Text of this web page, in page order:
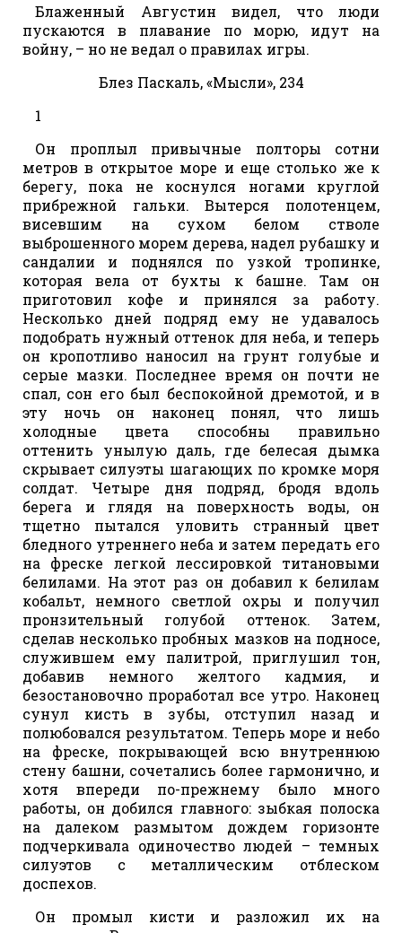
Блаженный Августин видел, что люди
пускаются в плавание по морю, идут на
войну, – но не ведал о правилах игры.
Блез Паскаль, «Мысли», 234
1
Он проплыл привычные полторы сотни
метров в открытое море и еще столько же к
берегу, пока не коснулся ногами круглой
прибрежной гальки. Вытерся полотенцем,
висевшим на сухом белом стволе
выброшенного морем дерева, надел рубашку и
сандалии и поднялся по узкой тропинке,
которая вела от бухты к башне. Там он
приготовил кофе и принялся за работу.
Несколько дней подряд ему не удавалось
подобрать нужный оттенок для неба, и теперь
он кропотливо наносил на грунт голубые и
серые мазки. Последнее время он почти не
спал, сон его был беспокойной дремотой, и в
эту ночь он наконец понял, что лишь
холодные цвета способны правильно
оттенить унылую даль, где белесая дымка
скрывает силуэты шагающих по кромке моря
солдат. Четыре дня подряд, бродя вдоль
берега и глядя на поверхность воды, он
тщетно пытался уловить странный цвет
бледного утреннего неба и затем передать его
на фреске легкой лессировкой титановыми
белилами. На этот раз он добавил к белилам
кобальт, немного светлой охры и получил
пронзительный голубой оттенок. Затем,
сделав несколько пробных мазков на подносе,
служившем ему палитрой, приглушил тон,
добавив немного желтого кадмия, и
безостановочно проработал все утро. Наконец
сунул кисть в зубы, отступил назад и
полюбовался результатом. Теперь море и небо
на фреске, покрывающей всю внутреннюю
стену башни, сочетались более гармонично, и
хотя впереди по-прежнему было много
работы, он добился главного: зыбкая полоска
на далеком размытом дождем горизонте
подчеркивала одиночество людей – темных
силуэтов с металлическим отблеском
доспехов.
Он промыл кисти и разложил их на